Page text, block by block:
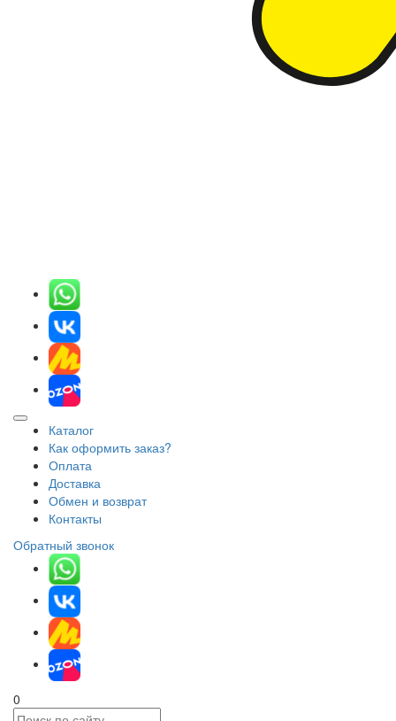
Каталог
Как оформить заказ?
Оплата
Доставка
Обмен и возврат
Контакты
Обратный звонок
0